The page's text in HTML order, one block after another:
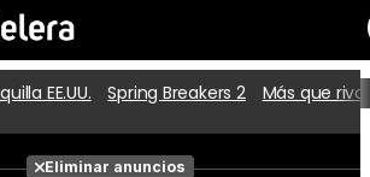
Cartelera
Películas
EE.UU. Spring Breakers 2 Más que
Eliminar anuncios